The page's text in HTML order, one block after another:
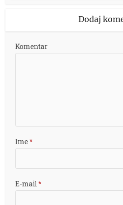
Dodaj
Komentar
Ime*
E-mail*